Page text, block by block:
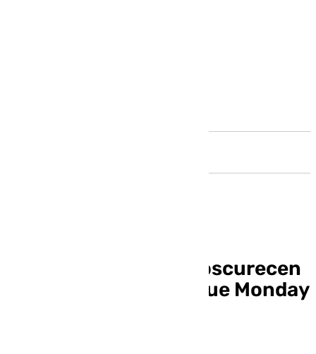
No solo los cielos se oscurecen
este lunes: llega el Blue Monday